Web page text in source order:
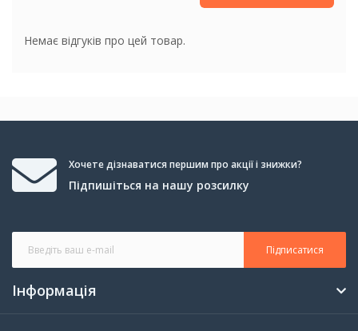
Немає відгуків про цей товар.
Хочете дізнаватися першим про акції і знижки?
Підпишіться на нашу розсилку
Підписатися
Інформація